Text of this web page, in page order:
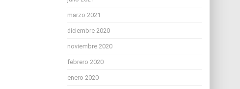
marzo 2021
diciembre 2020
noviembre 2020
febrero 2020
enero 2020